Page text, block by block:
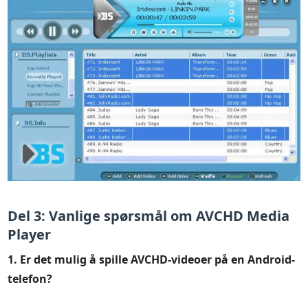
Del 3: Vanlige spørsmål om AVCHD Media
Player
1. Er det mulig å spille AVCHD-videoer på en Android-
telefon?